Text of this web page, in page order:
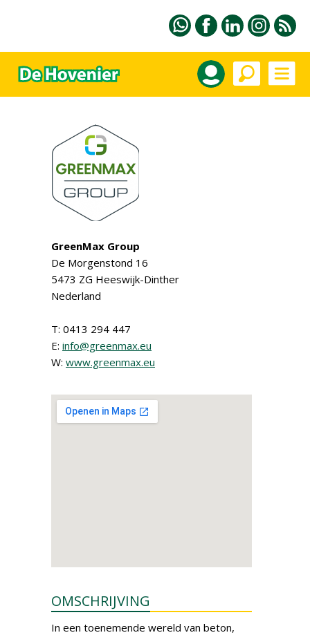
GreenMax Group
De Morgenstond 16
5473 ZG Heeswijk-Dinther
Nederland
T: 0413 294 447
E: info@greenmax.eu
W: www.greenmax.eu
OMSCHRIJVING
In een toenemende wereld van beton,